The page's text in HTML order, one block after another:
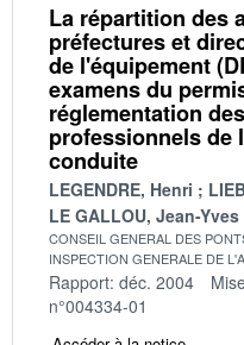
La répartition des
préfectures et
de l'équipement
examens du
réglementation
professionnels de
conduite
LEGENDRE, Henri
LE GALLOU, Jean-Yves
CONSEIL GENERAL DES
INSPECTION GENERALE DE
Rapport: déc. 2004
n°004334-01